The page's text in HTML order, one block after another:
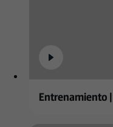
Entrenamiento